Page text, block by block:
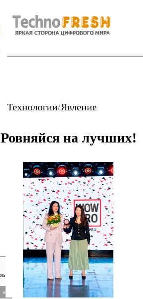
вс
Технологии/Явление
Ровняйся на лучших!